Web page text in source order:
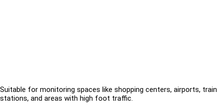
Suitable for monitoring spaces like shopping centers, airports, train
stations, and areas with high foot traffic.